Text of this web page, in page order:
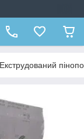
Екструдований